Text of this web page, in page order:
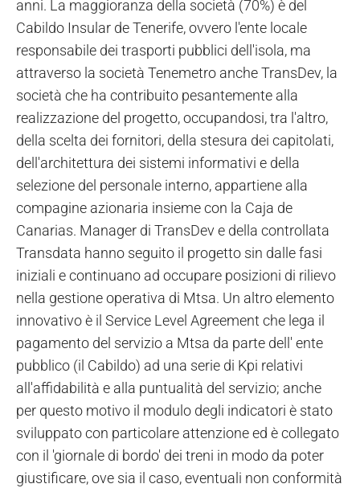
anni. La maggioranza della società (70%) è del
Cabildo Insular de Tenerife, ovvero l'ente locale
responsabile dei trasporti pubblici dell'isola, ma
attraverso la società Tenemetro anche TransDev, la
società che ha contribuito pesantemente alla
realizzazione del progetto, occupandosi, tra l'altro,
della scelta dei fornitori, della stesura dei capitolati,
dell'architettura dei sistemi informativi e della
selezione del personale interno, appartiene alla
compagine azionaria insieme con la Caja de
Canarias. Manager di TransDev e della controllata
Transdata hanno seguito il progetto sin dalle fasi
iniziali e continuano ad occupare posizioni di rilievo
nella gestione operativa di Mtsa. Un altro elemento
innovativo è il Service Level Agreement che lega il
pagamento del servizio a Mtsa da parte dell' ente
pubblico (il Cabildo) ad una serie di Kpi relativi
all'affidabilità e alla puntualità del servizio; anche
per questo motivo il modulo degli indicatori è stato
sviluppato con particolare attenzione ed è collegato
con il 'giornale di bordo' dei treni in modo da poter
giustificare, ove sia il caso, eventuali non conformità